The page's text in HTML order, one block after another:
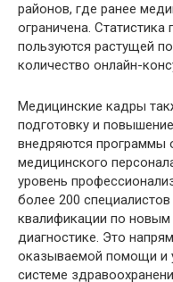
районов, где ранее
ограничена. Статистика
пользуются растущей
количество онлайн-
Медицинские кадры
подготовку и
внедряются программы
медицинского
уровень
более 200
квалификации по
диагностике. Это
оказываемой помощи и
системе